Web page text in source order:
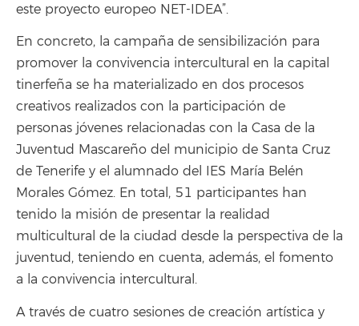
este proyecto europeo NET-IDEA”.
En concreto, la campaña de sensibilización para
promover la convivencia intercultural en la capital
tinerfeña se ha materializado en dos procesos
creativos realizados con la participación de
personas jóvenes relacionadas con la Casa de la
Juventud Mascareño del municipio de Santa Cruz
de Tenerife y el alumnado del IES María Belén
Morales Gómez. En total, 51 participantes han
tenido la misión de presentar la realidad
multicultural de la ciudad desde la perspectiva de la
juventud, teniendo en cuenta, además, el fomento
a la convivencia intercultural.
A través de cuatro sesiones de creación artística y